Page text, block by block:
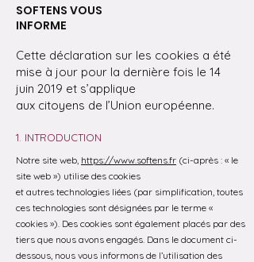
SOFTENS VOUS
INFORME
Cette déclaration sur les cookies a été
mise à jour pour la dernière fois le 14
juin 2019 et s’applique
aux citoyens de l’Union européenne.
1. INTRODUCTION
Notre site web, https://www.softens.fr (ci-après : « le
site web ») utilise des cookies
et autres technologies liées (par simplification, toutes
ces technologies sont désignées par le terme «
cookies »). Des cookies sont également placés par des
tiers que nous avons engagés. Dans le document ci-
dessous, nous vous informons de l’utilisation des